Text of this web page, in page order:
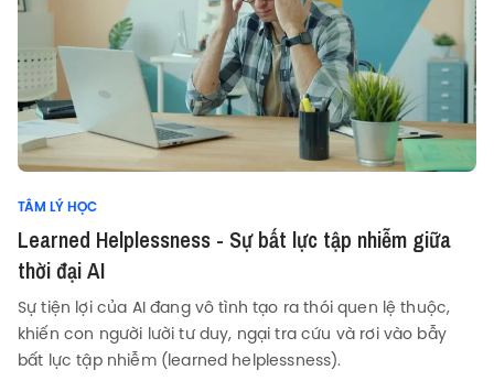
TÂM LÝ HỌC
Learned Helplessness - Sự bất lực tập nhiễm giữa
thời đại AI
Sự tiện lợi của AI đang vô tình tạo ra thói quen lệ thuộc,
khiến con người lười tư duy, ngại tra cứu và rơi vào bẫy
bất lực tập nhiễm (learned helplessness).